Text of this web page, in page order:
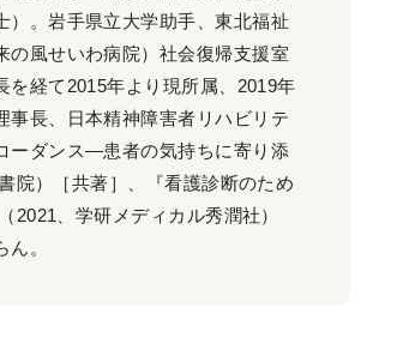
）。岩手県立大学助手、東北福祉
の風せいわ病院）社会復帰支援室
経て2015年より現所属、2019年
事長、日本精神障害者リハビリテ
ーダンス―患者の気持ちに寄り添
院）［共著］、『看護診断のため
2021、学研メディカル秀潤社）
。